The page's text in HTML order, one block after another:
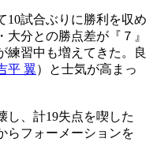
10試合ぶりに勝利を収め
大分との勝点差が『７』
練習中も増えてきた。良
平 翼）と士気が高まっ
し、計19失点を喫した
らフォーメーションを